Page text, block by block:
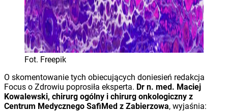
Fot. Freepik
O skomentowanie tych obiecujących doniesień redakcja
Focus o Zdrowiu poprosiła eksperta. Dr n. med. Maciej
Kowalewski, chirurg ogólny i chirurg onkologiczny z
Centrum Medycznego SafiMed z Zabierzowa, wyjaśnia: